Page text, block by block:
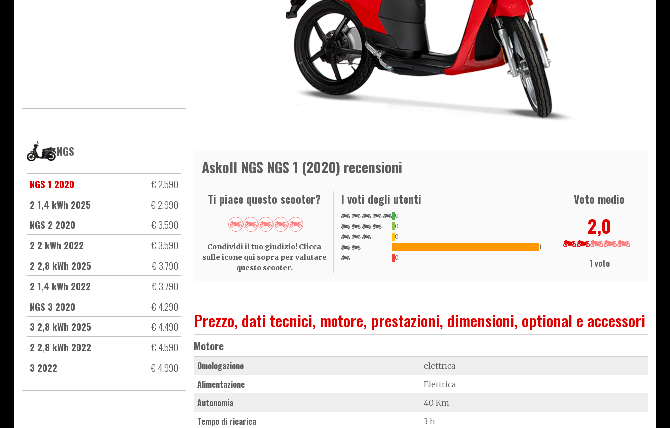
NGS
NGS 1 2020
€ 2.590
2 1,4 kWh 2025
€ 2.990
NGS 2 2020
€ 3.590
2 2 kWh 2022
€ 3.590
2 2,8 kWh 2025
€ 3.790
2 1,4 kWh 2022
€ 3.790
NGS 3 2020
€ 4.290
3 2,8 kWh 2025
€ 4.490
2 2,8 kWh 2022
€ 4.590
3 2022
€ 4.990
Askoll NGS NGS 1 (2020) recensioni
Ti piace questo scooter?
Condividi il tuo giudizio! Clicca
sulle icone qui sopra per valutare
questo scooter.
I voti degli utenti
0
0
0
1
0
Voto medio
2,0
1 voto
Prezzo, dati tecnici, motore, prestazioni, dimensioni, optional e accessori
Motore
Omologazione elettrica
Alimentazione Elettrica
Autonomia 40 Km
Tempo di ricarica 3 h